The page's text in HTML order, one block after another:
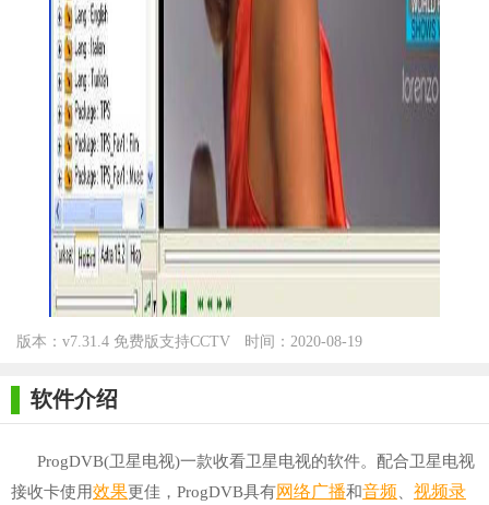
版本：v7.31.4 免费版支持CCTV
时间：2020-08-19
软件介绍
ProgDVB(卫星电视)一款收看卫星电视的软件。配合卫星电视
接收卡使用效果更佳，ProgDVB具有网络广播和音频
视频录